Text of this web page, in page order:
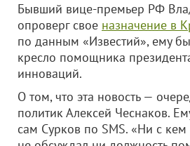
Бывший вице-премьер РФ
опроверг свое назначение в
по данным «Известий», ему
кресло помощника
инноваций.
О том, что эта новость —
политик Алексей Чеснаков.
сам Сурков по SMS. «Ни с кем